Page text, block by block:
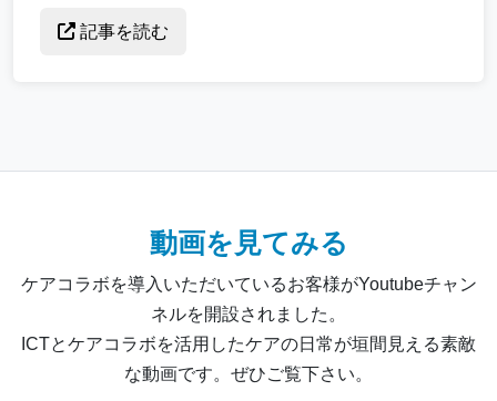
記事を読む
動画を見てみる
ケアコラボを導入いただいているお客様がYoutubeチャン
ネルを開設されました。
ICTとケアコラボを活用したケアの日常が垣間見える素敵
な動画です。ぜひご覧下さい。